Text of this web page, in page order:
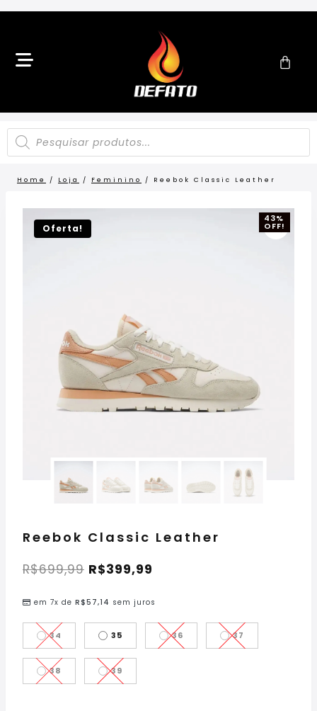
Home / Loja / Feminino / Reebok Classic Leather
Oferta!
43%
OFF!
Reebok Classic Leather
R$699,99 R$399,99
em 7x de R$57,14 sem juros
34 35 36 37
38 39